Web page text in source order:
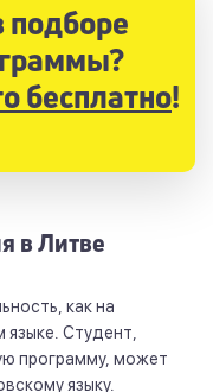
бесплатно!
в Литве
как на
языке. Студент,
программу, может
языку.